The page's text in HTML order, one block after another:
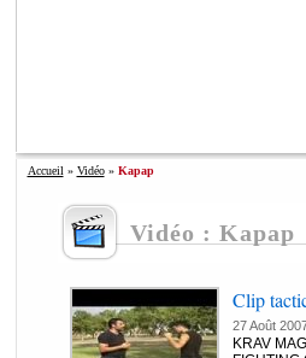
Accueil » Vidéo» Kapap
Vidéo : Kapap
Clip
27 Août
KRAV